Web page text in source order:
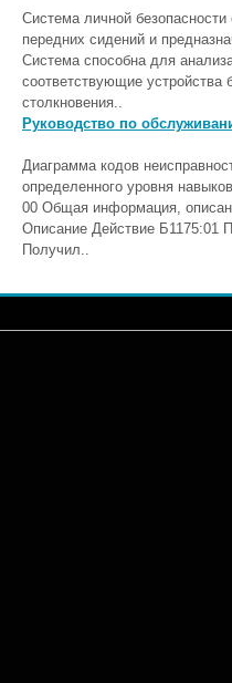
Система личной
передних сидений и
Система способна для
соответствующие устройства
столкновения..
Руководство по
Диаграмма кодов
определенного уровня
00 Общая информация,
Описание Действие Б1175:01
Получил..